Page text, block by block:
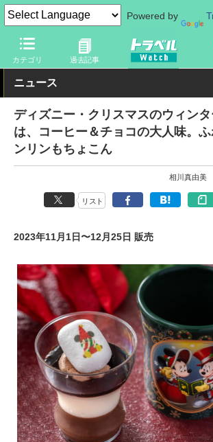
Powered by
カテゴリ 過去記事
トラベル Watch 旅の情報 観光地 ディ
ニュース
ディズニー・クリスマスのウィン
は、コーヒー＆チョコの大人味。
ンリンもちょこん
相川真由美
リスト
2023年11月1日〜12月25日 販売